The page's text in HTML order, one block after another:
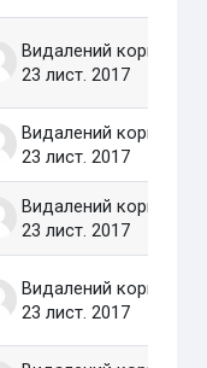
23 лист. 2017
23 лист. 2017
23 лист. 2017
23 лист. 2017